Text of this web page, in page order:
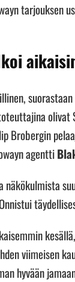
tarjouksen
olivat
Brobergin
agentti
viimeisen
hyvään